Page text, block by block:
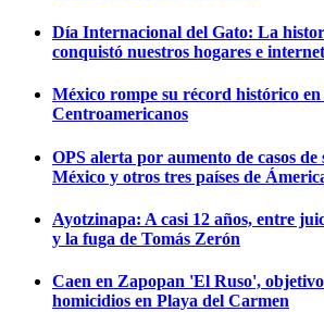
Día Internacional del Gato: La
conquistó nuestros hogares e internet
México rompe su récord histórico en
Centroamericanos
OPS alerta por aumento de casos de
México y otros tres países de
Ayotzinapa: A casi 12 años, entre
y la fuga de Tomás Zerón
Caen en Zapopan 'El Ruso',
homicidios en Playa del Carmen